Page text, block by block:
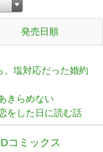
発売日順
、塩対応だった婚約
きらめない
をした日に読む話
コミックス